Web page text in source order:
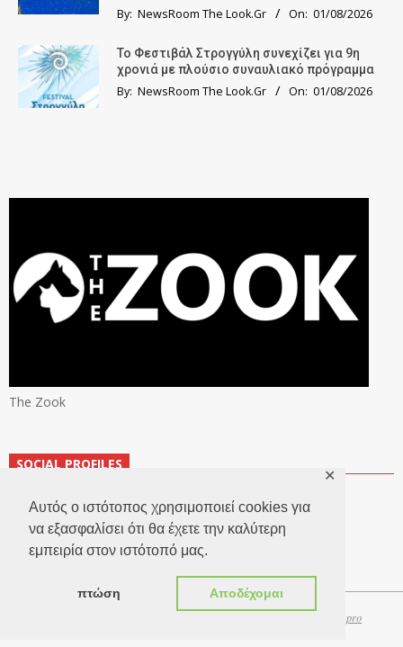
Αυτός ο ιστότοπος χρησιμοποιεί cookies για
να εξασφαλίσει ότι θα έχετε την καλύτερη
εμπειρία στον ιστότοπό μας.
πτώση Αποδέχομαι
✕
By: NewsRoom The Look.Gr On: 01/08/2026
Το Φεστιβάλ Στρογγύλη συνεχίζει για 9η
χρονιά με πλούσιο συναυλιακό πρόγραμμα
By: NewsRoom The Look.Gr On: 01/08/2026
The Zook
SOCIAL PROFILES
Websitepro